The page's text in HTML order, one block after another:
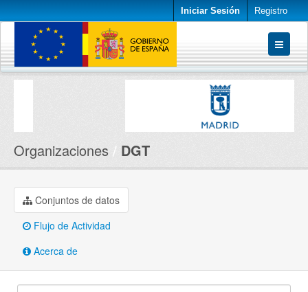
Iniciar Sesión Registro
Conjuntos de datos
Organizaciones DGT
Conjuntos de datos
Flujo de Actividad
Acerca de